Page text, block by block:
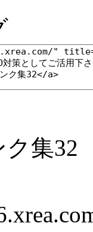
ク集32